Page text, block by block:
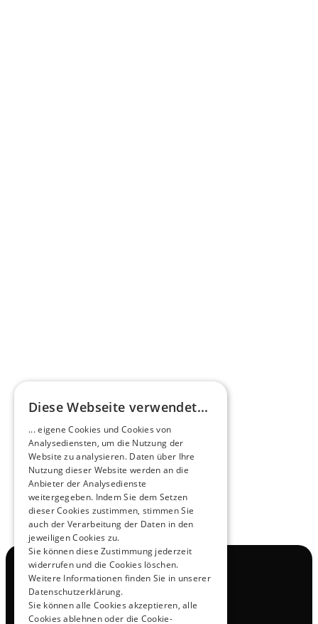
HEERO
Mehr erfahren
View All
Navigation
Kontakt
Probefahrt
Diese Webseite verwendet...
... eigene Cookies und Cookies von
Analysediensten, um die Nutzung der
Website zu analysieren. Daten über Ihre
Nutzung dieser Website werden an die
Anbieter der Analysedienste
weitergegeben. Indem Sie dem Setzen
dieser Cookies zustimmen, stimmen Sie
auch der Verarbeitung der Daten in den
jeweiligen Cookies zu.
Sie können diese Zustimmung jederzeit
widerrufen und die Cookies löschen.
Weitere Informationen finden Sie in unserer
Datenschutzerklärung.
Sie können alle Cookies akzeptieren, alle
Cookies ablehnen oder die Cookie-